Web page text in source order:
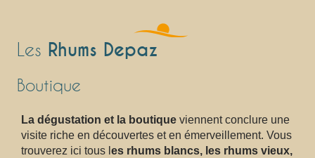
Les Rhums Depaz
Boutique
La dégustation et la boutique viennent conclure une
visite riche en découvertes et en émerveillement. Vous
trouverez ici tous l es rhums blancs, les rhums vieux,